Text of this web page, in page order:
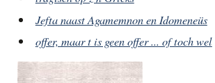
Jefta naast Agamemnon en Idomeneüs
offer, maar t is geen offer ... of toch wel